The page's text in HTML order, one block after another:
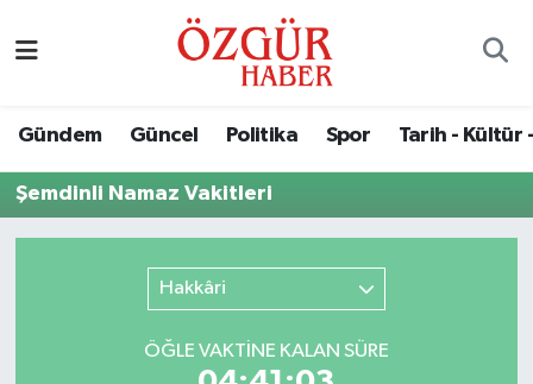
Gündem Güncel Politika Spor Tarih - Kültür
Şemdinli Namaz Vakitleri
Hakkâri
ÖĞLE VAKTİNE KALAN SÜRE
Ekonomi
Nöbetçi Eczaneler
Trafik Durumu